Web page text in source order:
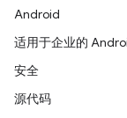
Android
适用于企业的
安全
源代码